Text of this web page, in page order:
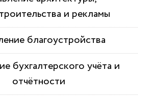
и рекламы
благоустройства
бухгалтерского учёта и
отчётности